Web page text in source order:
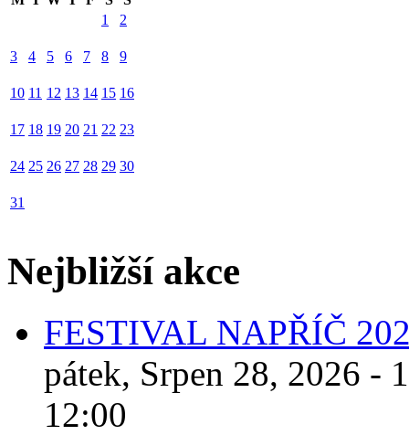
1
2
3 4 5 6 7 8 9
10 11 12 13 14 15 16
17 18 19 20 21 22 23
24 25 26 27 28 29 30
31
Nejbližší akce
FESTIVAL NAPŘÍČ
pátek, Srpen 28, 2026 -
12:00